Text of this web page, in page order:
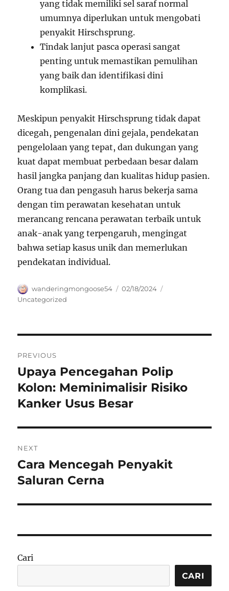
yang tidak memiliki sel saraf normal
umumnya diperlukan untuk mengobati
penyakit Hirschsprung.
Tindak lanjut pasca operasi sangat
penting untuk memastikan pemulihan
yang baik dan identifikasi dini
komplikasi.
Meskipun penyakit Hirschsprung tidak dapat
dicegah, pengenalan dini gejala, pendekatan
pengelolaan yang tepat, dan dukungan yang
kuat dapat membuat perbedaan besar dalam
hasil jangka panjang dan kualitas hidup pasien.
Orang tua dan pengasuh harus bekerja sama
dengan tim perawatan kesehatan untuk
merancang rencana perawatan terbaik untuk
anak-anak yang terpengaruh, mengingat
bahwa setiap kasus unik dan memerlukan
pendekatan individual.
Author
wanderingmongoose54
Posted
02/18/2024
Uncategorized
pos
PREVIOUS
Previous
post:
Upaya Pencegahan Polip
Kolon: Meminimalisir Risiko
Kanker Usus Besar
NEXT
Next
post:
Cara Mencegah Penyakit
Saluran Cerna
Cari
CARI